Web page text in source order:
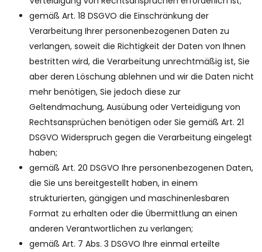
gemäß Art. 18 DSGVO die Einschränkung der
Verarbeitung Ihrer personenbezogenen Daten zu
verlangen, soweit die Richtigkeit der Daten von Ihnen
bestritten wird, die Verarbeitung unrechtmäßig ist, Sie
aber deren Löschung ablehnen und wir die Daten nicht
mehr benötigen, Sie jedoch diese zur
Geltendmachung, Ausübung oder Verteidigung von
Rechtsansprüchen benötigen oder Sie gemäß Art. 21
DSGVO Widerspruch gegen die Verarbeitung eingelegt
haben;
gemäß Art. 20 DSGVO Ihre personenbezogenen Daten,
die Sie uns bereitgestellt haben, in einem
strukturierten, gängigen und maschinenlesbaren
Format zu erhalten oder die Übermittlung an einen
anderen Verantwortlichen zu verlangen;
gemäß Art. 7 Abs. 3 DSGVO Ihre einmal erteilte